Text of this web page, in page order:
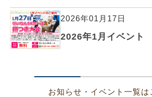
2026年01月17日
2026年1月イベント
お知らせ・イベント一覧は